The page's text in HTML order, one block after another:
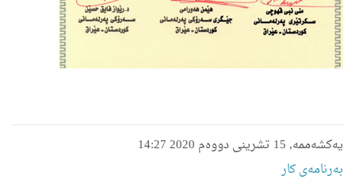
یەکشەممە, 15 تشرینی دووەم 2020 14:27
بەرنامەی کار